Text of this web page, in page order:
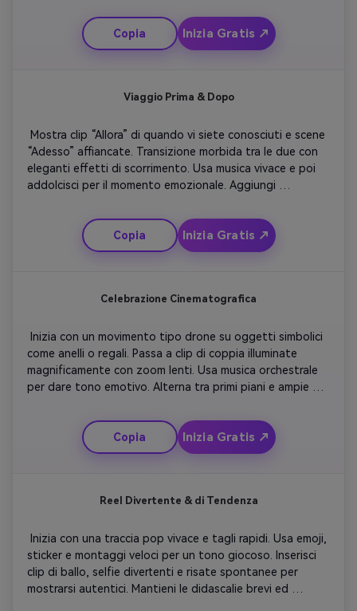
proiettore da film d’epoca. Termina con testo scritto a
mano che recita “La nostra storia continua” su un
tramonto che svanisce.
Copia Inizia Gratis ↗
Viaggio Prima & Dopo
Mostra clip “Allora” di quando vi siete conosciuti e scene
“Adesso” affiancate. Transizione morbida tra le due con
eleganti effetti di scorrimento. Usa musica vivace e poi
addolcisci per il momento emozionale. Aggiungi
occhiata all’amore eterno”. Termina con uno scatto di
una selfie sorridente che svanisce e le iniziali della coppia
sullo schermo.
Copia Inizia Gratis ↗
Celebrazione Cinematografica
Inizia con un movimento tipo drone su oggetti simbolici
come anelli o regali. Passa a clip di coppia illuminate
magnificamente con zoom lenti. Usa musica orchestrale
per dare tono emotivo. Alterna tra primi piani e ampie
ricordano date chiave con caratteri dorati. Concludi con
una panoramica da brivido che termina con una citazione
Copia Inizia Gratis ↗
Reel Divertente & di Tendenza
Inizia con una traccia pop vivace e tagli rapidi. Usa emoji,
sticker e montaggi veloci per un tono giocoso. Inserisci
clip di ballo, selfie divertenti e risate spontanee per
mostrarsi autentici. Mantieni le didascalie brevi ed